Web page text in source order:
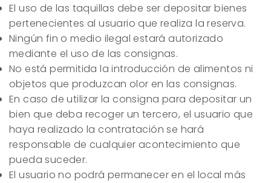
El uso de las taquillas debe ser depositar bienes
pertenecientes al usuario que realiza la reserva.
Ningún fin o medio ilegal estará autorizado
mediante el uso de las consignas.
No está permitida la introducción de alimentos ni
objetos que produzcan olor en las consignas.
En caso de utilizar la consigna para depositar un
bien que deba recoger un tercero, el usuario que
haya realizado la contratación se hará
responsable de cualquier acontecimiento que
pueda suceder.
El usuario no podrá permanecer en el local más